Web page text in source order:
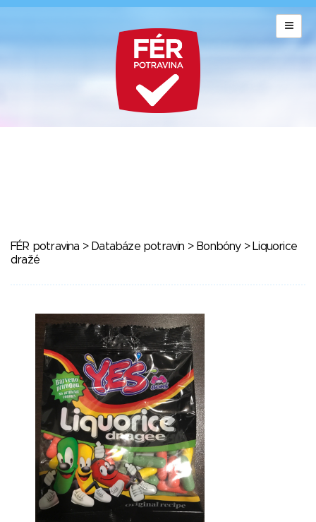
FÉR potravina > Databáze potravin > Bonbóny> Liquorice
dražé